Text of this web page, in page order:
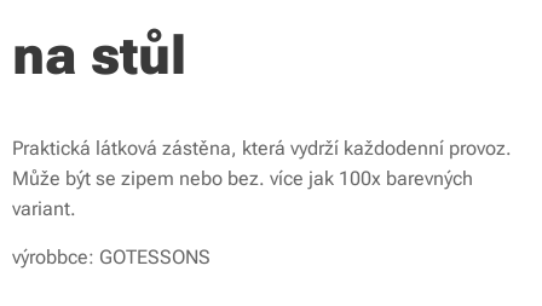
na stůl
Praktická látková zástěna, která vydrží každodenní provoz.
Může být se zipem nebo bez. více jak 100x barevných
variant.
výrobbce: GOTESSONS